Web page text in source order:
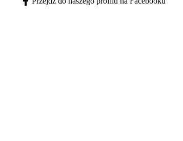
Facebook - otwiera się w nowej karcie